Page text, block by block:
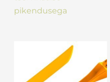
pikendusega